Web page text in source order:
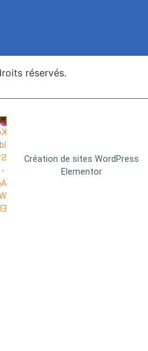
réservés.
Création de sites WordPress
Elementor